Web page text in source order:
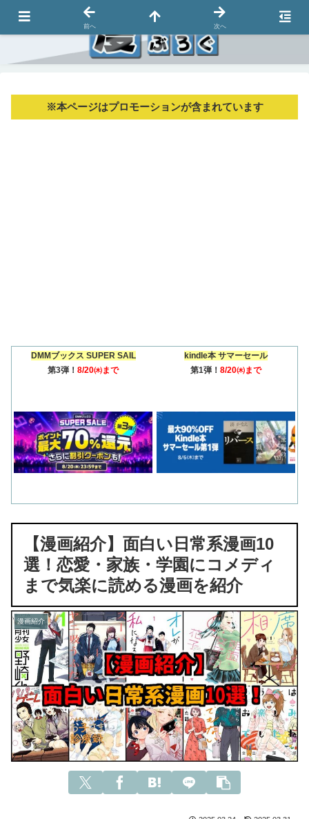
※本ページはプロモーションが含まれています
DMMブックス SUPER SAIL
第3弾！ 8/20㈭まで
kindle本 サマーセール
第1弾！ 8/20㈭まで
【漫画紹介】面白い日常系漫画10
選！恋愛・家族・学園にコメディ
まで気楽に読める漫画を紹介
漫画紹介
前へ 次へ